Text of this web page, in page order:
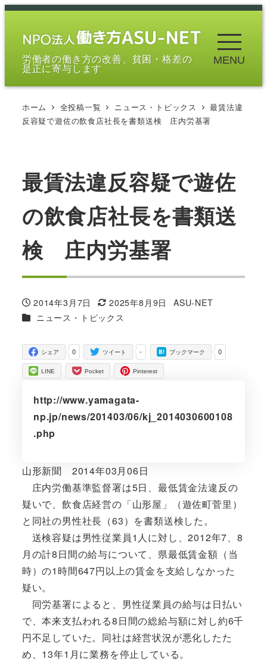
メ
労働者の働き方の改善、貧困・格差の
是正に寄与します
MENU
ホーム 全投稿一覧 ニュース・トピックス
最賃法違
反容疑で遊佐の飲食店社長を書類送検 庄内労基署
最賃法違反容疑で遊佐
の飲食店社長を書類送
検 庄内労基署
投稿日
2014年3月7日
更新日
2025年8月9日
著
ASU-NET
カテゴリー
ニュース・トピックス
0
シェア -
ツイート 0
ブックマーク
LINE Pocket Pinterest
http://www.yamagata-
np.jp/news/201403/06/kj_2014030600108
.php
山形新聞 2014年03月06日
庄内労働基準監督署は5日、最低賃金法違反の
疑いで、飲食店経営の「山形屋」（遊佐町菅里）
と同社の男性社長（63）を書類送検した。
送検容疑は男性従業員1人に対し、2012年7、8
月の計8日間の給与について、県最低賃金額（当
時）の1時間647円以上の賃金を支給しなかった
疑い。
同労基署によると、男性従業員の給与は日払い
で、本来支払われる8日間の総給与額に対し約6千
円不足していた。同社は経営状況が悪化したた
め、13年1月に業務を停止している。